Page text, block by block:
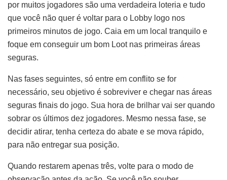
por muitos jogadores são uma verdadeira loteria e tudo
que você não quer é voltar para o Lobby logo nos
primeiros minutos de jogo. Caia em um local tranquilo e
foque em conseguir um bom Loot nas primeiras áreas
seguras.
Nas fases seguintes, só entre em conflito se for
necessário, seu objetivo é sobreviver e chegar nas áreas
seguras finais do jogo. Sua hora de brilhar vai ser quando
sobrar os últimos dez jogadores. Mesmo nessa fase, se
decidir atirar, tenha certeza do abate e se mova rápido,
para não entregar sua posição.
Quando restarem apenas três, volte para o modo de